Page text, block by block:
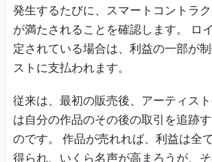
発生するたびに、スマートコントラ
が満たされることを確認します。 ロ
定されている場合は、利益の一部が
ストに支払われます。
従来は、最初の販売後、アーティス
は自分の作品のその後の取引を追跡
のです。 作品が売れれば、利益は全
得られ、いくら名声が高まろうが、